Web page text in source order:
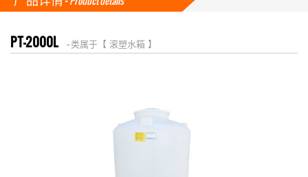
PT-2000L -- 类属于【 滚塑水箱 】